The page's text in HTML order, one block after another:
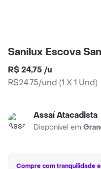
Sanilux Escova
R$ 24,75 /u
R$24.75/und (1 X 1 Und)
Assaí Atacadista
Disponível em
Compre com tranquilidade